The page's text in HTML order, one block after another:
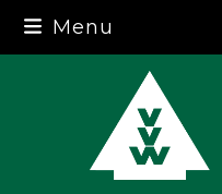
Skip
Menu